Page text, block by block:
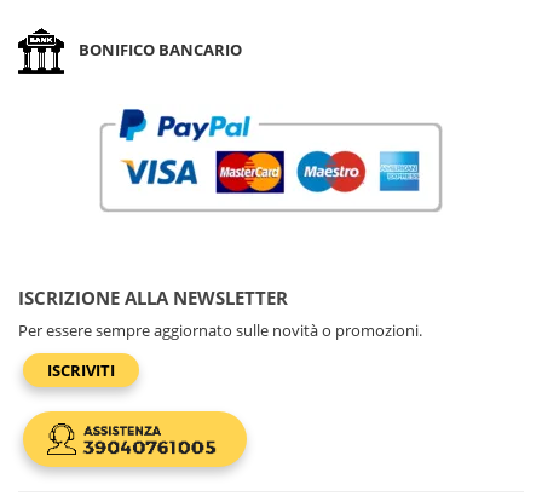
BONIFICO BANCARIO
ISCRIZIONE ALLA NEWSLETTER
Per essere sempre aggiornato sulle novità o promozioni.
ISCRIVITI